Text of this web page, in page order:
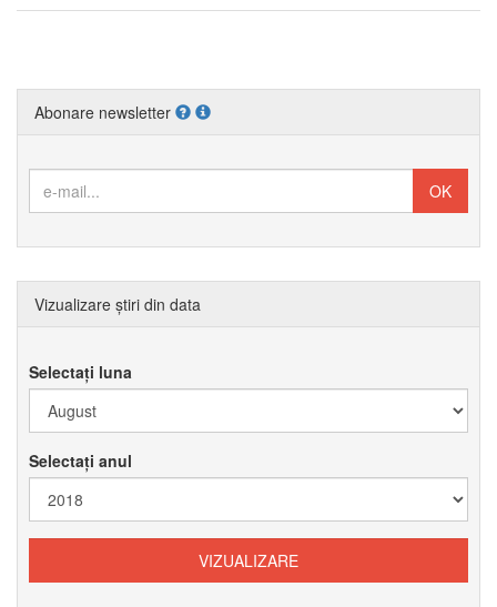
Abonare newsletter
Vizualizare știri din data
Selectați luna
Selectați anul